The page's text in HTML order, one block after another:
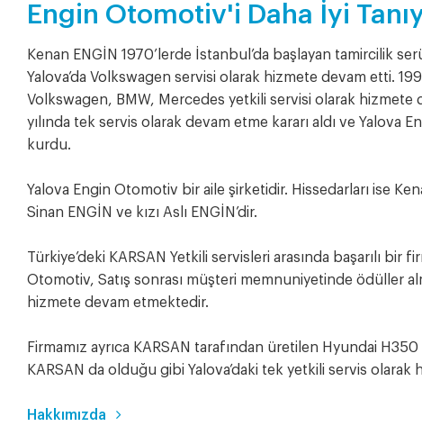
Engin Otomotiv'i Daha İyi
Kenan ENGİN 1970’lerde İstanbul’da başlayan tamircilik
Yalova’da Volkswagen servisi olarak hizmete devam etti.
Volkswagen, BMW, Mercedes yetkili servisi olarak hizmete
yılında tek servis olarak devam etme kararı aldı ve Yalova
kurdu.
Yalova Engin Otomotiv bir aile şirketidir. Hissedarları ise
Sinan ENGİN ve kızı Aslı ENGİN’dir.
Türkiye’deki KARSAN Yetkili servisleri arasında başarılı bir
Otomotiv, Satış sonrası müşteri memnuniyetinde ödüller
hizmete devam etmektedir.
Firmamız ayrıca KARSAN tarafından üretilen Hyundai
KARSAN da olduğu gibi Yalova’daki tek yetkili servis olarak
Hakkımızda